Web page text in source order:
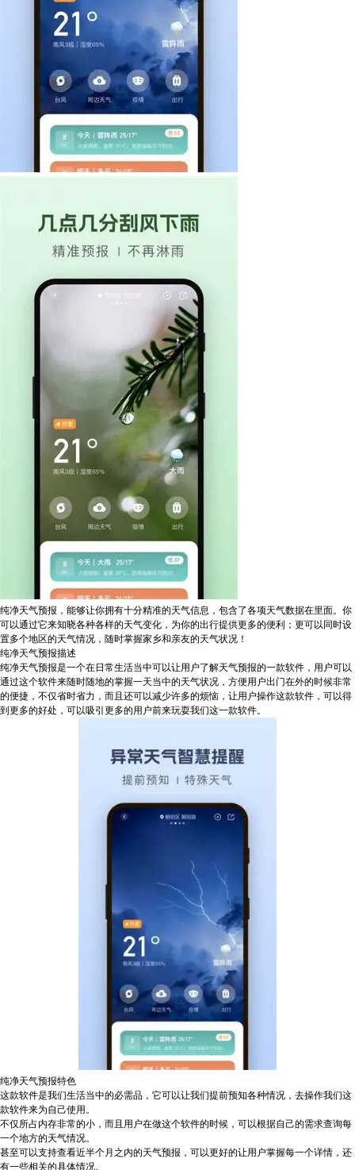
纯净天气预报，能够让你拥有十分精准的天气信息，包含了各项天气数据在里面。你
可以通过它来知晓各种各样的天气变化，为你的出行提供更多的便利；更可以同时设
置多个地区的天气情况，随时掌握家乡和亲友的天气状况！
纯净天气预报描述
纯净天气预报是一个在日常生活当中可以让用户了解天气预报的一款软件，用户可以
通过这个软件来随时随地的掌握一天当中的天气状况，方便用户出门在外的时候非常
的便捷，不仅省时省力，而且还可以减少许多的烦恼，让用户操作这款软件，可以得
到更多的好处，可以吸引更多的用户前来玩耍我们这一款软件。
纯净天气预报特色
这款软件是我们生活当中的必需品，它可以让我们提前预知各种情况，去操作我们这
款软件来为自己使用。
不仅所占内存非常的小，而且用户在做这个软件的时候，可以根据自己的需求查询每
一个地方的天气情况。
甚至可以支持查看近半个月之内的天气预报，可以更好的让用户掌握每一个详情，还
有一些相关的具体情况。